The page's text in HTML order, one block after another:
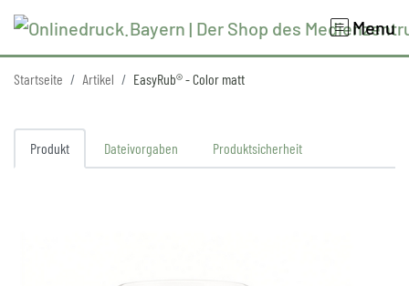
Menu
Startseite Artikel EasyRub® - Color matt
Produkt Dateivorgaben Produktsicherheit